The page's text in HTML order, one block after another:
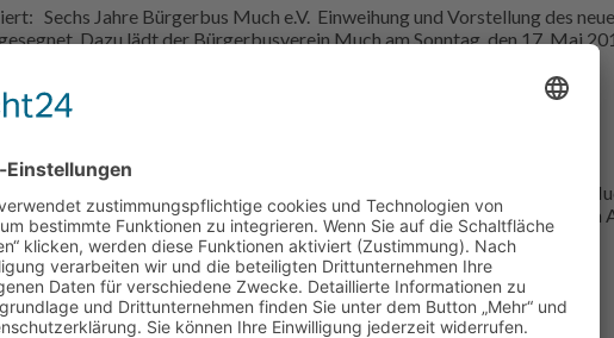
Sechs Jahre Bürgerbus Much e.V. Einweihung und Vorstellung des
Dazu lädt der Bürgerbusverein Much am Sonntag, den 17. Mai
der Gemeinde Much Am 16. Mai 2015 führte das Team des Bürgerbus
auch die neu gestalteten Fahrpläne vorgestellt. Eins vorweg: An den